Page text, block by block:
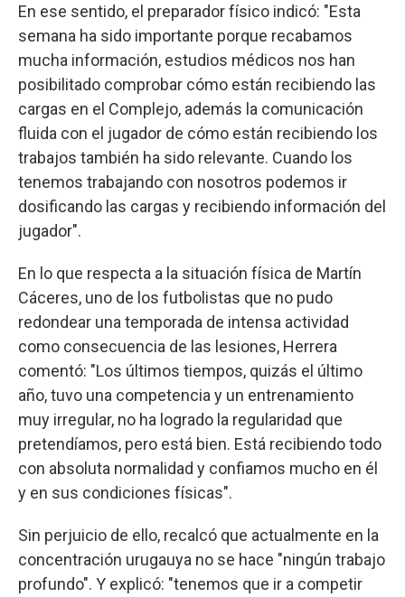
En ese sentido, el preparador físico indicó: "Esta
semana ha sido importante porque recabamos
mucha información, estudios médicos nos han
posibilitado comprobar cómo están recibiendo las
cargas en el Complejo, además la comunicación
fluida con el jugador de cómo están recibiendo los
trabajos también ha sido relevante. Cuando los
tenemos trabajando con nosotros podemos ir
dosificando las cargas y recibiendo información del
jugador".
En lo que respecta a la situación física de Martín
Cáceres, uno de los futbolistas que no pudo
redondear una temporada de intensa actividad
como consecuencia de las lesiones, Herrera
comentó: "Los últimos tiempos, quizás el último
año, tuvo una competencia y un entrenamiento
muy irregular, no ha logrado la regularidad que
pretendíamos, pero está bien. Está recibiendo todo
con absoluta normalidad y confiamos mucho en él
y en sus condiciones físicas".
Sin perjuicio de ello, recalcó que actualmente en la
concentración urugauya no se hace "ningún trabajo
profundo". Y explicó: "tenemos que ir a competir